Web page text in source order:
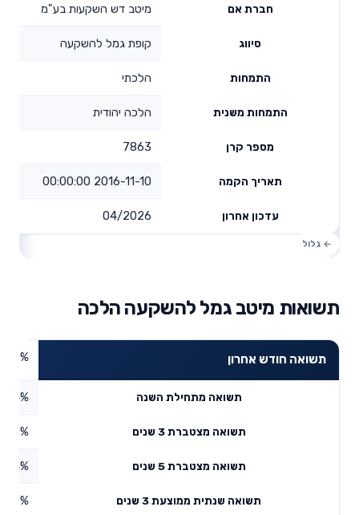
חברת אם מיטב דש השקעות בע"מ
סיווג קופת גמל להשקעה
התמחות הלכתי
התמחות משנית הלכה יהודית
מספר קרן 7863
תאריך הקמה 2016-11-10 00:00:00
עדכון אחרון 04/2026
תשואות מיטב גמל להשקעה הלכה
תשואה חודש אחרון
תשואה מתחילת השנה
תשואה מצטברת 3 שנים
תשואה מצטברת 5 שנים
תשואה שנתית ממוצעת 3 שנים